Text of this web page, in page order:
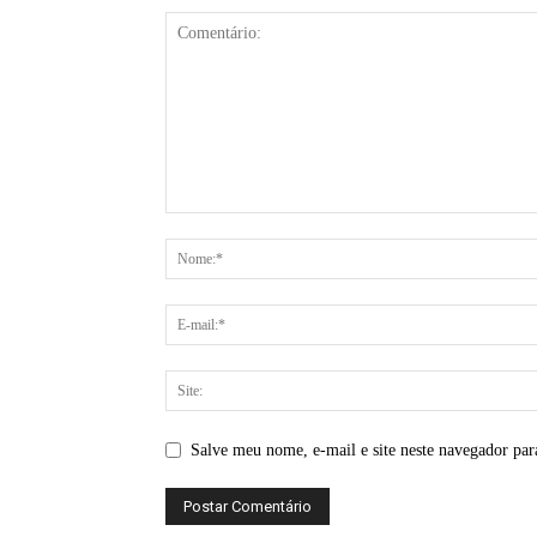
Salve meu nome, e-mail e site neste navegador